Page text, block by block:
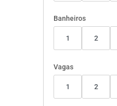
Banheiros
1 2
Vagas
1 2